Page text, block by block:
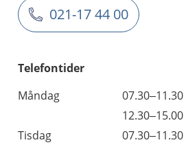
021-17 44 00
Telefontider
Måndag
07.30–11.30
12.30–15.00
Tisdag
07.30–11.30